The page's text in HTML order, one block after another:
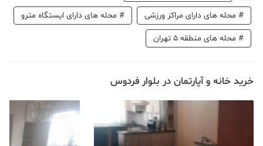
# محله های دارای مراکز ورزشی # محله های دارای ایستگاه مترو
# محله های منطقه 5 تهران
خرید خانه و آپارتمان در بلوار فردوس